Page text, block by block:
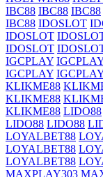
IBC88 IBC88 IBC88
IBC88 IDOSLOT
IDOSLOT
IDOSLOT
IGCPLAY
IGCPLAY
KLIKME88
KLIKME88
KLIKME88 LIDO88
LIDO88 LIDO88
LOYALBET88
LOYALBET88
LOYALBET88
MAXPLAY303